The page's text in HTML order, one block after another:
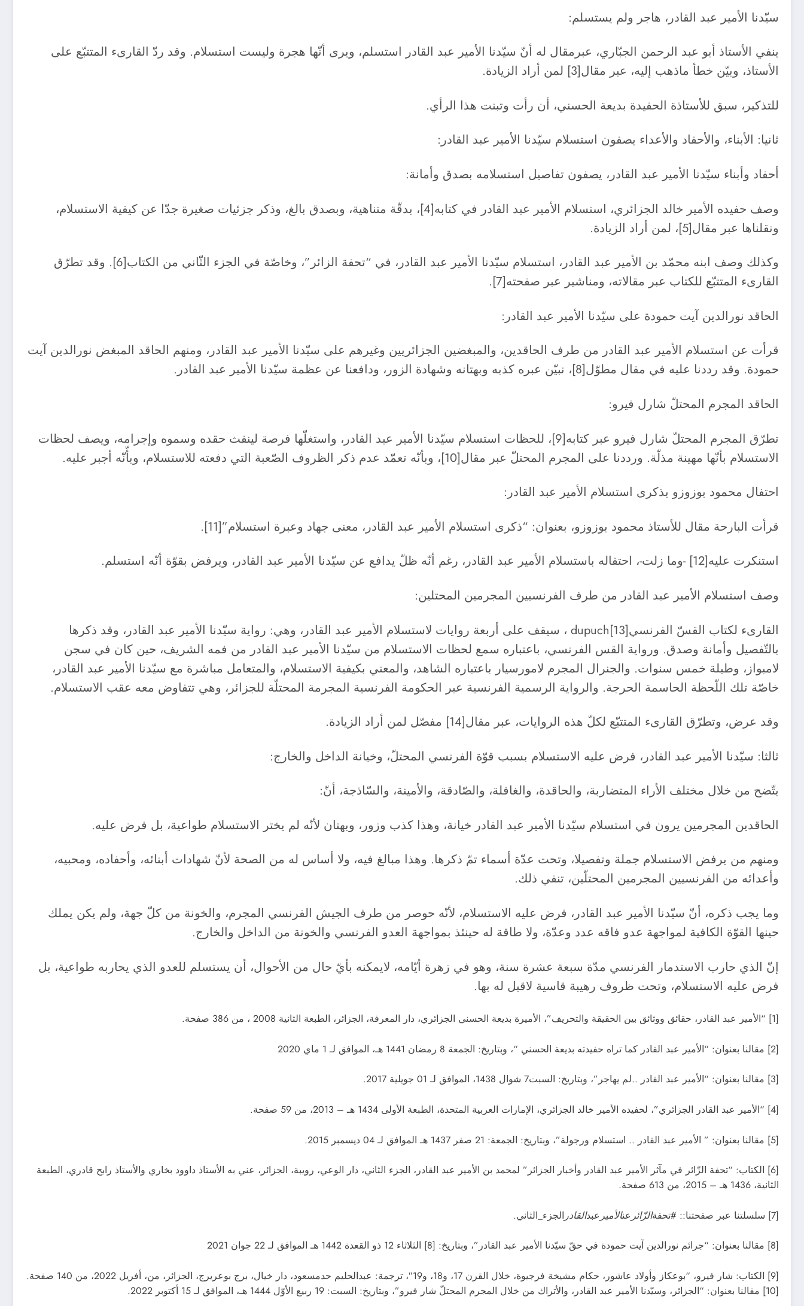
سيّدنا الأمير عبد القادر، هاجر ولم يستسلم:
ينفي الأستاذ أبو عبد الرحمن الجبّاري، عبرمقال له أنّ سيّدنا الأمير عبد القادر استسلم، ويرى أنّها هجرة وليست استسلام. وقد ردّ القارىء المتتبّع على
الأستاذ، وبيّن خطأ ماذهب إليه، عبر مقال[3] لمن أراد الزيادة.
للتذكير، سبق للأستاذة الحفيدة بديعة الحسني، أن رأت وتبنت هذا الرأي.
ثانيا: الأبناء، والأحفاد والأعداء يصفون استسلام سيّدنا الأمير عبد القادر:
أحفاد وأبناء سيّدنا الأمير عبد القادر، يصفون تفاصيل استسلامه بصدق وأمانة:
وصف حفيده الأمير خالد الجزائري، استسلام الأمير عبد القادر في كتابه[4]، بدقّة متناهية، وبصدق بالغ، وذكر جزئيات صغيرة جدّا عن كيفية الاستسلام،
ونقلناها عبر مقال[5]، لمن أراد الزيادة.
وكذلك وصف ابنه محمّد بن الأمير عبد القادر، استسلام سيّدنا الأمير عبد القادر، في “تحفة الزائر”، وخاصّة في الجزء الثّاني من الكتاب[6]. وقد تطرّق
القارىء المتتبّع للكتاب عبر مقالاته، ومناشير عبر صفحته[7].
الحاقد نورالدين آيت حمودة على سيّدنا الأمير عبد القادر:
قرأت عن استسلام الأمير عبد القادر من طرف الحاقدين، والمبغضين الجزائريين وغيرهم على سيّدنا الأمير عبد القادر، ومنهم الحاقد المبغض نورالدين آيت
حمودة. وقد رددنا عليه في مقال مطوّل[8]، نبيّن عبره كذبه وبهتانه وشهادة الزور، ودافعنا عن عظمة سيّدنا الأمير عبد القادر.
الحاقد المجرم المحتلّ شارل فيرو:
تطرّق المجرم المحتلّ شارل فيرو عبر كتابه[9]، للحظات استسلام سيّدنا الأمير عبد القادر، واستغلّها فرصة لينفث حقده وسموه وإجرامه، ويصف لحظات
الاستسلام بأنّها مهينة مذلّة. ورددنا على المجرم المحتلّ عبر مقال[10]، وبأنّه تعمّد عدم ذكر الظروف الصّعبة التي دفعته للاستسلام، وبأّنّه أجبر عليه.
احتفال محمود بوزوزو بذكرى استسلام الأمير عبد القادر:
قرأت البارحة مقال للأستاذ محمود بوزوزو، بعنوان: “ذكرى استسلام الأمير عبد القادر، معنى جهاد وعبرة استسلام”[11].
استنكرت عليه[12] -وما زلت-، احتفاله باستسلام الأمير عبد القادر، رغم أنّه ظلّ يدافع عن سيّدنا الأمير عبد القادر، ويرفض بقوّة أنّه استسلم.
وصف استسلام الأمير عبد القادر من طرف الفرنسيين المجرمين المحتلين:
القارىء لكتاب القسّ الفرنسي[13]dupuch ، سيقف على أربعة روايات لاستسلام الأمير عبد القادر، وهي: رواية سيّدنا الأمير عبد القادر، وقد ذكرها
بالتّفصيل وأمانة وصدق. ورواية القس الفرنسي، باعتباره سمع لحظات الاستسلام من سيّدنا الأمير عبد القادر من فمه الشريف، حين كان في سجن
لامبواز، وطيلة خمس سنوات. والجنرال المجرم لامورسيار باعتباره الشاهد، والمعني بكيفية الاستسلام، والمتعامل مباشرة مع سيّدنا الأمير عبد القادر،
خاصّة تلك اللّحظة الحاسمة الحرجة. والرواية الرسمية الفرنسية عبر الحكومة الفرنسية المجرمة المحتلّة للجزائر، وهي تتفاوض معه عقب الاستسلام.
وقد عرض، وتطرّق القارىء المتتبّع لكلّ هذه الروايات، عبر مقال[14] مفصّل لمن أراد الزيادة.
ثالثا: سيّدنا الأمير عبد القادر، فرض عليه الاستسلام بسبب قوّة الفرنسي المحتلّ، وخيانة الداخل والخارج:
يتّضح من خلال مختلف الأراء المتضاربة، والحاقدة، والغافلة، والصّادقة، والأمينة، والسّاذجة، أنّ:
الحاقدين المجرمين يرون في استسلام سيّدنا الأمير عبد القادر خيانة، وهذا كذب وزور، وبهتان لأنّه لم يختر الاستسلام طواعية، بل فرض عليه.
ومنهم من يرفض الاستسلام جملة وتفصيلا، وتحت عدّة أسماء تمّ ذكرها. وهذا مبالغ فيه، ولا أساس له من الصحة لأنّ شهادات أبنائه، وأحفاده، ومحبيه،
وأعدائه من الفرنسيين المجرمين المحتلّين، تنفي ذلك.
وما يجب ذكره، أنّ سيّدنا الأمير عبد القادر، فرض عليه الاستسلام، لأنّه حوصر من طرف الجيش الفرنسي المجرم، والخونة من كلّ جهة، ولم يكن يملك
حينها القوّة الكافية لمواجهة عدو فاقه عدد وعدّة، ولا طاقة له حينئذ بمواجهة العدو الفرنسي والخونة من الداخل والخارج.
إنّ الذي حارب الاستدمار الفرنسي مدّة سبعة عشرة سنة، وهو في زهرة أيّامه، لايمكنه بأيّ حال من الأحوال، أن يستسلم للعدو الذي يحاربه طواعية، بل
فرض عليه الاستسلام، وتحت ظروف رهيبة قاسية لاقبل له بها.
[1] “الأمير عبد القادر، حقائق ووثائق بين الحقيقة والتحريف”، الأميرة بديعة الحسني الجزائري، دار المعرفة، الجزائر، الطبعة الثانية 2008 ، من 386 صفحة.
[2] مقالنا بعنوان: “الأمير عبد القادر كما تراه حفيدته بديعة الحسني “، وبتاريخ: الجمعة 8 رمضان 1441 هـ، الموافق لـ 1 ماي 2020
[3] مقالنا بعنوان: “الأمير عبد القادر ..لم يهاجر”، وبتاريخ: السبت7 شوال 1438، الموافق لـ 01 جويلية 2017.
[4] “الأمير عبد القادر الجزائري”، لحفيده الأمير خالد الجزائري، الإمارات العربية المتحدة، الطبعة الأولى 1434 هـ – 2013، من 59 صفحة.
[5] مقالنا بعنوان: ” الأمير عبد القادر .. استسلام ورجولة”، وبتاريخ: الجمعة: 21 صفر 1437 هـ الموافق لـ 04 ديسمبر 2015.
[6] الكتاب: “تحفة الزّائر في مآثر الأمير عبد القادر وأخبار الجزائر” لمحمد بن الأمير عبد القادر، الجزء الثاني، دار الوعي، رويبة، الجزائر، عني به الأستاذ داوود بخاري والأستاذ رابح قادري، الطبعة
الثانية، 1436 هـ – 2015، من 613 صفحة.
[7] سلسلتنا عبر صفحتنا:: #تحفة الزّائر عنالأمير عبدالقادر الجزء_الثاني.
[8] مقالنا بعنوان: “جرائم نورالدين آيت حمودة في حقّ سيّدنا الأمير عبد القادر”، وبتاريخ: [8] الثلاثاء 12 ذو القعدة 1442 هـ الموافق لـ 22 جوان 2021
[9] الكتاب: شار فيرو، “بوعكاز وأولاد عاشور، حكام مشيخة فرجيوة، خلال القرن 17، و18، و19″، ترجمة: عبدالحليم حدمسعود، دار خيال، برج بوعريرج، الجزائر، من، أفريل 2022، من 140 صفحة.
[10] مقالنا بعنوان: “الجزائر، وسيّدنا الأمير عبد القادر، والأتراك من خلال المجرم المحتلّ شار فيرو”، وبتاريخ: السبت: 19 ربيع الأوّل 1444 هـ، الموافق لـ 15 أكتوبر 2022.